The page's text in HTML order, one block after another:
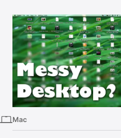
平台
iPhone
iPad
Mac
Vision
Watch
Mac